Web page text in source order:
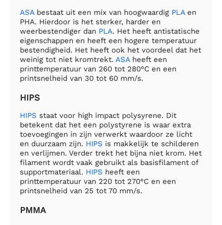
ASAbestaat uit een mix van hoogwaardig PLAen
PHA. Hierdoor is het sterker, harder en
weerbestendiger dan PLA. Het heeft antistatische
eigenschappen en heeft een hogere temperatuur
bestendigheid. Het heeft ook het voordeel dat het
weinig tot niet kromtrekt. ASAheeft een
printtemperatuur van 260 tot 280°C en een
printsnelheid van 30 tot 60 mm/s.
HIPS
HIPS staat voor high impact polysyrene. Dit
betekent dat het een polystyrene is waar extra
toevoegingen in zijn verwerkt waardoor ze licht
en duurzaam zijn. HIPS is makkelijk te schilderen
en verlijmen. Verder trekt het bijna niet krom. Het
filament wordt vaak gebruikt als basisfilament of
supportmateriaal. HIPS heeft een
printtemperatuur van 220 tot 270°C en een
printsnelheid van 25 tot 70 mm/s.
PMMA